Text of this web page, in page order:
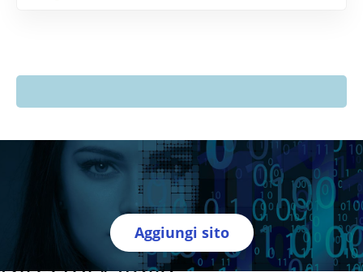
Aggiungi sito